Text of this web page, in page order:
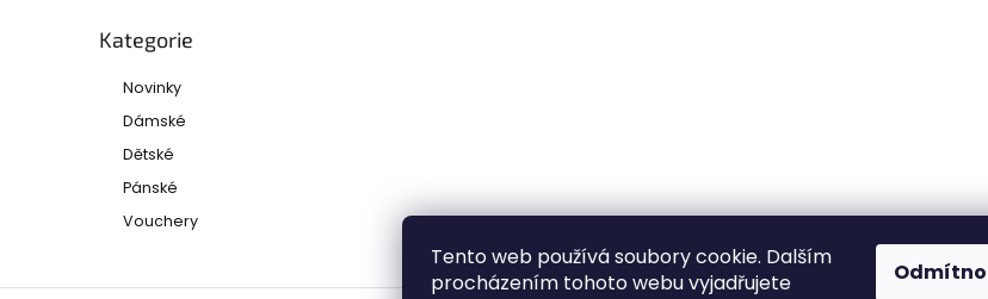
Tento web používá soubory cookie. Dalším
procházením tohoto webu vyjadřujete
kategorie
Kategorie
Novinky
Dámské
Dětské
Pánské
Vouchery